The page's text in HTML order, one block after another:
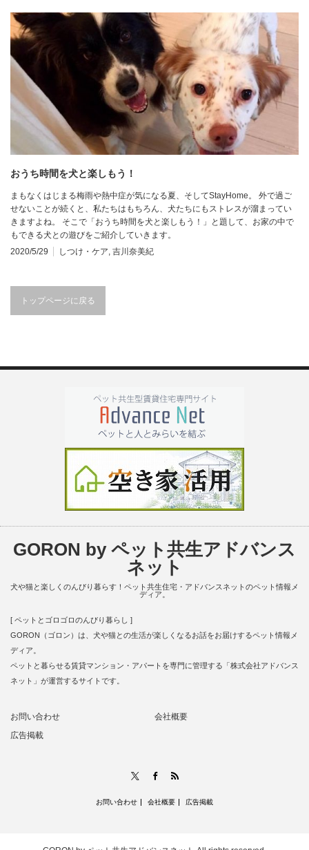
おうち時間を犬と楽しもう！
まもなくはじまる梅雨や熱中症が気になる夏、そしてStayHome。 外で過ご
せないことが続くと、私たちはもちろん、犬たちにもストレスが溜まってい
きますよね。 そこで「おうち時間を犬と楽しもう！」と題して、お家の中で
もできる犬との遊びをご紹介していきます。
2020/5/29
しつけ・ケア 吉川奈美紀
トップページに戻る
GORON by ペット共生アドバンス
ネット
犬や猫と楽しくのんびり暮らす！ペット共生住宅・アドバンスネットのペット情報メ
ディア。
[ ペットとゴロゴロのんびり暮らし ]
GORON（ゴロン）は、犬や猫との生活が楽しくなるお話をお届けするペット情報メ
ディア。
ペットと暮らせる賃貸マンション・アパートを専門に管理する「株式会社アドバンス
ネット」が運営するサイトです。
お問い合わせ
会社概要
広告掲載
Facebook
お問い合わせ 会社概要 広告掲載